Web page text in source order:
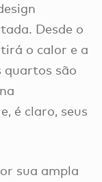
Desde o
o calor e a
quartos são
é claro, seus
sua ampla